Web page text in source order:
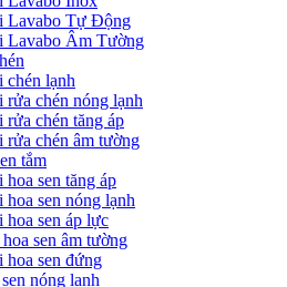
Lavabo Tự Động
Lavabo Âm Tường
chén lạnh
rửa chén nóng lạnh
rửa chén tăng áp
rửa chén âm tường
tắm
hoa sen tăng áp
hoa sen nóng lạnh
hoa sen áp lực
sen âm tường
hoa sen đứng
nóng lạnh